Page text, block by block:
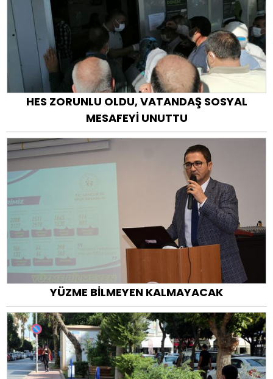
HES ZORUNLU OLDU, VATANDAŞ SOSYAL
MESAFEYİ UNUTTU
YÜZME BİLMEYEN KALMAYACAK